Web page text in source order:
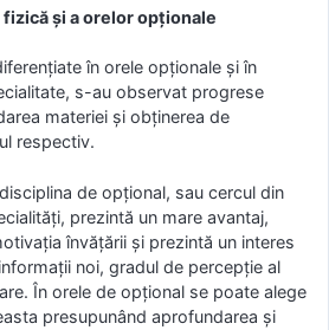
și a orelor opționale
în orele opţionale şi în
s-au observat progrese
materiei şi obţinerea de
respectiv.
de opţional, sau cercul din
prezintă un mare avantaj,
învăţării şi prezintă un interes
noi, gradul de percepţie al
În orele de opţional se poate alege
presupunând aprofundarea şi